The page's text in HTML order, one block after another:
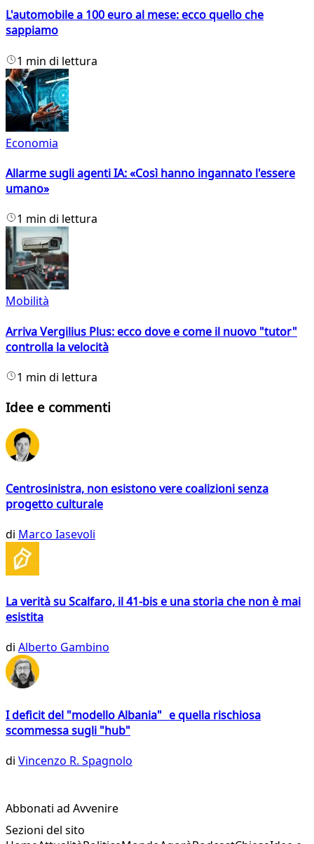
L'automobile a 100 euro al mese: ecco quello che
sappiamo
1 min di lettura
Economia
Allarme sugli agenti IA: «Così hanno ingannato l'essere
umano»
1 min di lettura
Mobilità
Arriva Vergilius Plus: ecco dove e come il nuovo "tutor"
controlla la velocità
1 min di lettura
Idee e commenti
Centrosinistra, non esistono vere coalizioni senza
progetto culturale
di Marco Iasevoli
La verità su Scalfaro, il 41-bis e una storia che non è mai
esistita
di Alberto Gambino
I deficit del "modello Albania" e quella rischiosa
scommessa sugli "hub"
di Vincenzo R. Spagnolo
Abbonati ad Avvenire
Sezioni del sito